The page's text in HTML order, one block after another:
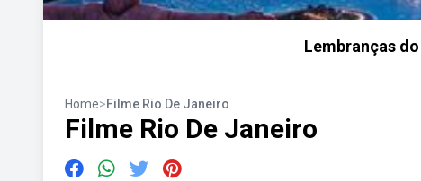
Lembranças
Home>Filme Rio De Janeiro
Filme Rio De Janeiro